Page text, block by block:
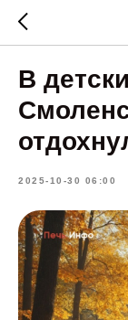
В
2025-10-30 06:00